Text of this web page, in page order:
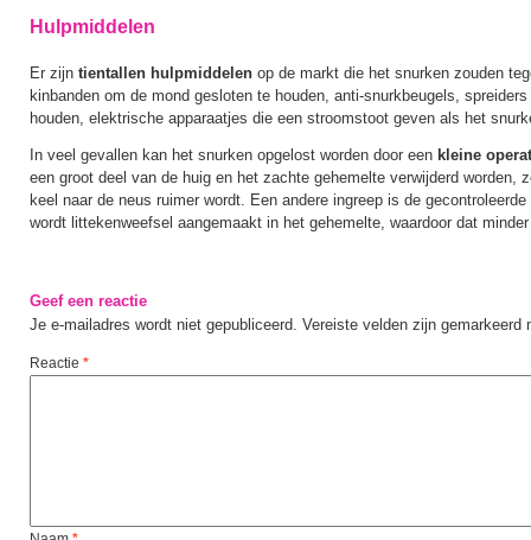
Hulpmiddelen
Er zijn tientallen hulpmiddelen op de markt die het snurken zouden
kinbanden om de mond gesloten te houden, anti-snurkbeugels,
houden, elektrische apparaatjes die een stroomstoot geven als het
In veel gevallen kan het snurken opgelost worden door een kleine
een groot deel van de huig en het zachte gehemelte verwijderd worden,
keel naar de neus ruimer wordt. Een andere ingreep is de
wordt littekenweefsel aangemaakt in het gehemelte, waardoor dat
Geef een reactie
Je e-mailadres wordt niet gepubliceerd. Vereiste velden zijn gemarkeerd
Reactie *